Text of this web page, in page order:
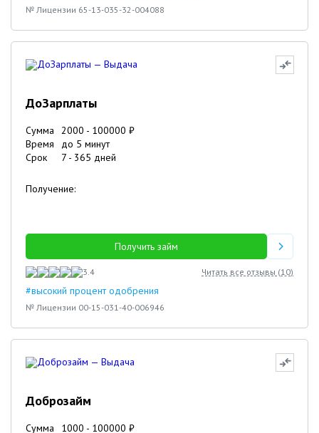
№ Лицензии 65-13-035-32-004088
ДоЗарплаты
Сумма 2000 - 100000 ₽
Время
до 5 минут
Срок
7 - 365 дней
Получение:
Получить займ
3.4 Читать все отзывы (10)
#высокий процент одобрения
№ Лицензии 00-15-031-40-006946
Доброзайм
Сумма 1000 - 100000 ₽